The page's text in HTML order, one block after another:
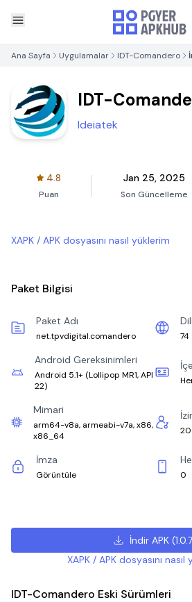
Ana Sayfa Uygulamalar IDT-Comandero
IDT-
Ideiatek
4.8
Puan
Jan 25, 2025
Son Güncelleme
XAPK / APK dosyasını nasıl yüklerim
Paket Bilgisi
Paket Adı
net.tpvdigital.comandero 74
Android Gereksinimleri
Android 5.1+ (Lollipop MR1, API
22)
Mimari
arm64-v8a, armeabi-v7a, x86,
x86_64
İmza
Görüntüle 0
İndir APK (1.0.7
XAPK / APK dosyasını nasıl
IDT-Comandero Eski Sürümleri